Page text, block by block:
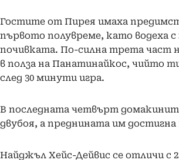
Гостите от Пирея имаха
първото полувреме, като водеха с
почивката. По-силна трета част
в полза на Панатинайкос, чийто
след 30 минути игра.
В последната четвърт
двубоя, а преднината им достигна
Найджъл Хейс-Дейвис се отличи с